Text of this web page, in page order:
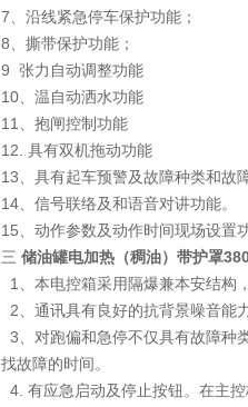
7、沿线紧急停车保护功能；
8、撕带保护功能；
9 张力自动调整功能
10、温自动洒水功能
11、抱闸控制功能
12. 具有双机拖动功能
13、具有起车预警及故障种类和故
14、信号联络及和语音对讲功能。
15、动作参数及动作时间现场设置
三 储油罐电加热（稠油）带护罩
1、本电控箱采用隔爆兼本安结构
2、通讯具有良好的抗背景噪音能
3、对跑偏和急停不仅具有故障种
找故障的时间。
4. 有应急启动及停止按钮。在主